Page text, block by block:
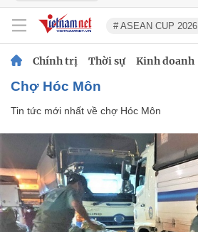
# ASEAN CUP 2026
Chính trị Thời sự Kinh doanh
chợ Hóc Môn
Tin tức mới nhất về chợ Hóc Môn